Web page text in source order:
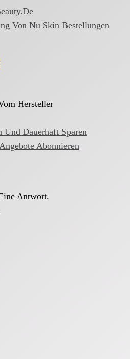
Von Nu Skin Bestellungen
Hersteller
Und Dauerhaft Sparen
Abonnieren
Antwort.